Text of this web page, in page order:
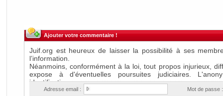
Ajouter votre commentaire !
Adresse email : Mot de passe :